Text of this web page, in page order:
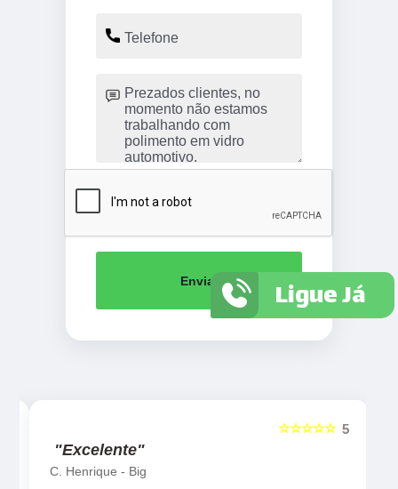
Enviar
5
☆☆☆☆☆
"Excelente"
C. Henrique - Big
Ligue Já